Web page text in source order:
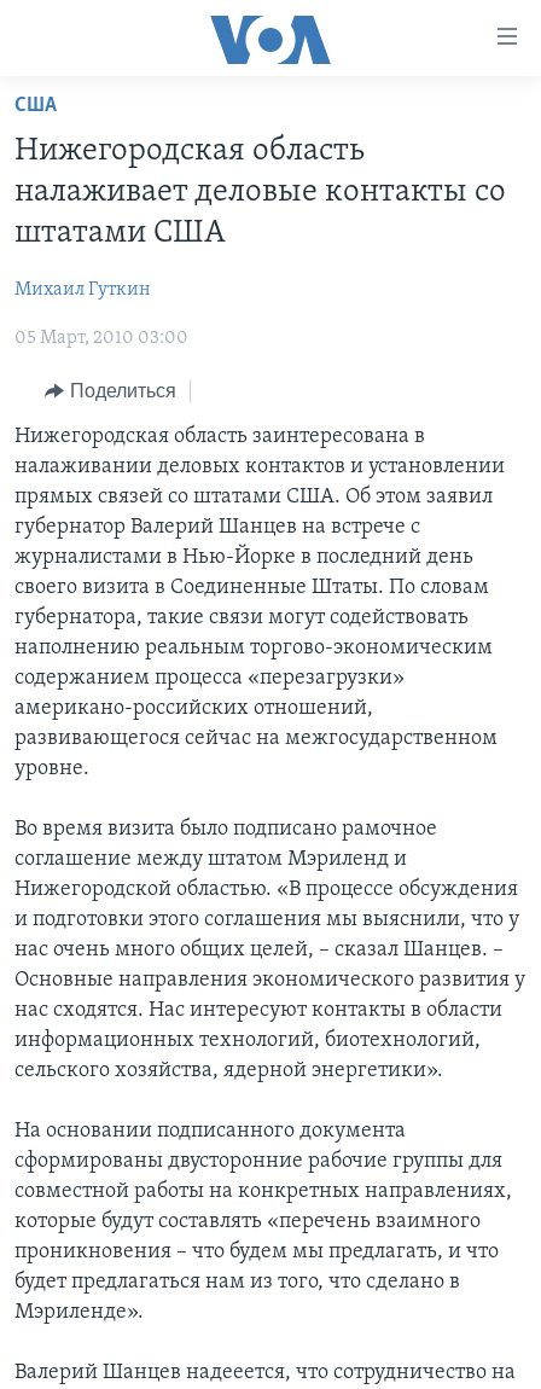
Перейти
основной
контент
основной
навигации
Перейти
поиск
ПРОГРАММЫ
ИТОГИ
ПОЧЕМУ ЭТО ВАЖНО?
ДИСКУССИЯ VOA
ДЕТАЛИ
НЬЮ-ЙОРК NEW YORK
АМЕРИКА. БОЛЬШОЕ ПУТЕШЕСТВИЕ
НАША АМЕРИКАНСКАЯ ИСТОРИЯ
А КАК В АМЕРИКЕ?
АРТЕФАКТЫ
АМЕРИКАНСКИЕ ГОРОДКИ
ТЕСТЫ
ИНТЕРВЬЮ
ФАКТЫ ПРОТИВ ФЕЙКОВ
ЗА СВОБОДУ ПРЕССЫ
УЧИМ АНГЛИЙСКИЙ
ВИДЕО
ПОДПИСКА НА НОВОСТИ
Learning English
СОЦИАЛЬНЫЕ СЕТИ
Языки
США
Нижегородская область
налаживает деловые контакты со
штатами США
Михаил Гуткин
05 Март, 2010 03:00
Поделиться
Нижегородская область заинтересована в
налаживании деловых контактов и установлении
прямых связей со штатами США. Об этом заявил
губернатор Валерий Шанцев на встрече с
журналистами в Нью-Йорке в последний день
своего визита в Соединенные Штаты. По словам
губернатора, такие связи могут содействовать
наполнению реальным торгово-экономическим
содержанием процесса «перезагрузки»
американо-российских отношений,
развивающегося сейчас на межгосударственном
уровне.
Во время визита было подписано рамочное
соглашение между штатом Мэриленд и
Нижегородской областью. «В процессе обсуждения
и подготовки этого соглашения мы выяснили, что у
нас очень много общих целей, – сказал Шанцев. –
Основные направления экономического развития у
нас сходятся. Нас интересуют контакты в области
информационных технологий, биотехнологий,
сельского хозяйства, ядерной энергетики».
На основании подписанного документа
сформированы двусторонние рабочие группы для
совместной работы на конкретных направлениях,
которые будут составлять «перечень взаимного
проникновения – что будем мы предлагать, и что
будет предлагаться нам из того, что сделано в
Мэриленде».
Валерий Шанцев надееется, что сотрудничество на